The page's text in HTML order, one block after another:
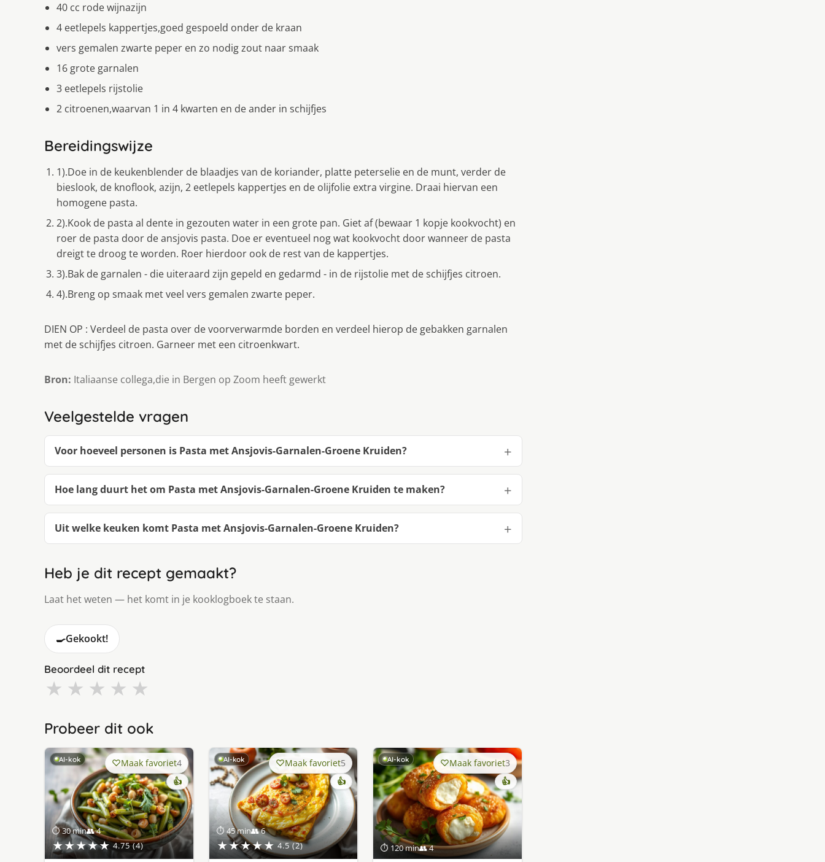
40 cc rode wijnazijn
4 eetlepels kappertjes,goed gespoeld onder de kraan
vers gemalen zwarte peper en zo nodig zout naar smaak
16 grote garnalen
3 eetlepels rijstolie
2 citroenen,waarvan 1 in 4 kwarten en de ander in schijfjes
Bereidingswijze
1).Doe in de keukenblender de blaadjes van de koriander, platte peterselie en de munt, verder de
bieslook, de knoflook, azijn, 2 eetlepels kappertjes en de olijfolie extra virgine. Draai hiervan een
homogene pasta.
2).Kook de pasta al dente in gezouten water in een grote pan. Giet af (bewaar 1 kopje kookvocht) en
roer de pasta door de ansjovis pasta. Doe er eventueel nog wat kookvocht door wanneer de pasta
dreigt te droog te worden. Roer hierdoor ook de rest van de kappertjes.
3).Bak de garnalen - die uiteraard zijn gepeld en gedarmd - in de rijstolie met de schijfjes citroen.
4).Breng op smaak met veel vers gemalen zwarte peper.
DIEN OP : Verdeel de pasta over de voorverwarmde borden en verdeel hierop de gebakken garnalen
met de schijfjes citroen. Garneer met een citroenkwart.
Bron: Italiaanse collega,die in Bergen op Zoom heeft gewerkt
Veelgestelde vragen
Voor hoeveel personen is Pasta met Ansjovis-Garnalen-Groene Kruiden?
Hoe lang duurt het om Pasta met Ansjovis-Garnalen-Groene Kruiden te maken?
Uit welke keuken komt Pasta met Ansjovis-Garnalen-Groene Kruiden?
Heb je dit recept gemaakt?
Laat het weten — het komt in je kooklogboek te staan.
🍳Gekookt!
Beoordeel dit recept
★ ★ ★ ★ ★
Probeer dit ook
AI-kok
⏱ 30 min👥 4
★★★★★ 4.75 (4)
Maak favoriet4
👍
AI-kok
⏱ 45 min👥 6
★★★★★ 4.5 (2)
Maak favoriet5
👍
AI-kok
⏱ 120 min👥 4
Maak favoriet3
👍